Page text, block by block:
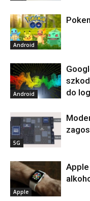
Android
Android
do
5G
Apple